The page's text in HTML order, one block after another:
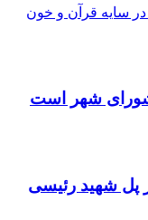
سایه قرآن و خون
شهر است
پل شهید رئیسی